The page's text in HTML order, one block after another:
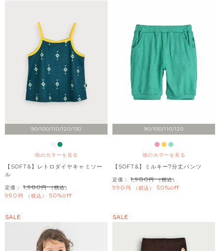
90/100/110/120/130
他のカラーを見る
【SOFT&】レトロダイヤキャミソー
ル
定価： 1,980 （税込）
990 税込 50%off
90/100/110/120
他のカラーを見る
【SOFT&】ミルキー7分丈パンツ
定価： 1,980 （税込）
990 税込 50%off
SALE SALE